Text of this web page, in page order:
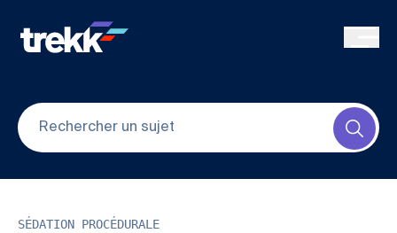
SÉDATION PROCÉDURALE